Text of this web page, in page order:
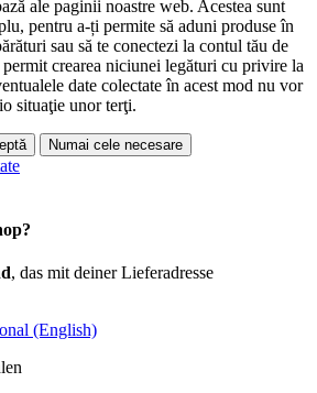
ale paginii noastre web. Acestea sunt
pentru a-ți permite să aduni produse în
sau să te conectezi la contul tău de
crearea niciunei legături cu privire la
date colectate în acest mod nu vor
situaţie unor terţi.
Numai cele necesare
, das mit deiner Lieferadresse
(English)